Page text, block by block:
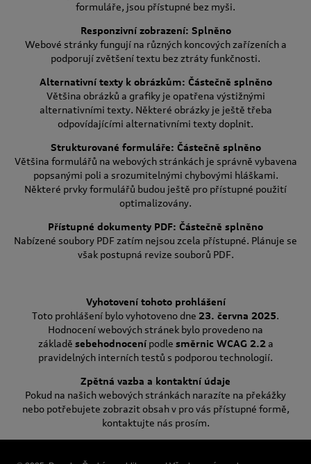
formuláře, jsou přístupné bez myši.
Responzivní zobrazení: Splněno
Webové stránky fungují na různých koncových zařízeních a
podporují zvětšení textu bez ztráty funkčnosti.
Alternativní texty k obrázkům: Částečně splněno
Většina obrázků a grafiky je opatřena výstižnými
alternativními texty. Některé obrázky je ještě třeba
odpovídajícími alternativními texty doplnit.
Strukturované formuláře: Částečně splněno
Většina formulářů na webových stránkách je správně vybavena
popsanými poli a srozumitelnými chybovými hláškami.
Některé prvky formulářů budou ještě pro přístupné použití
optimalizovány.
Přístupné dokumenty PDF: Částečně splněno
Nabízené soubory PDF zatím nejsou zcela přístupné. Plánuje se
však postupná revize souborů PDF.
Vyhotovení tohoto prohlášení
Toto prohlášení bylo vyhotoveno dne 23. června 2025.
Hodnocení webových stránek bylo provedeno na
základě sebehodnocenípodle směrnic WCAG 2.2a
pravidelných interních testů s podporou technologií.
Zpětná vazba a kontaktní údaje
Pokud na našich webových stránkách narazíte na překážky
nebo potřebujete zobrazit obsah v pro vás přístupné formě,
kontaktujte nás prosím.